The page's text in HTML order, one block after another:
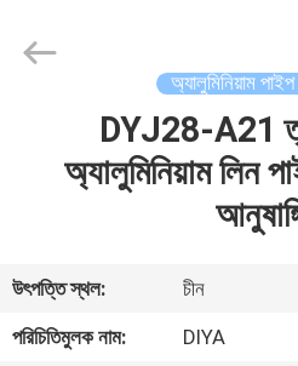
আমাদের
সম্পর্কে
অ্যালুমিনিয়াম
DYJ28-A21
অ্যালুমিনিয়াম লিন
উৎপত্তি স্থল:
চীন
পরিচিতিমুলক নাম:
DIYA